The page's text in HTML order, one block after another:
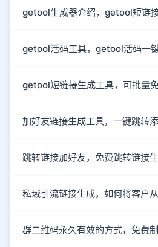
getool生成器介绍，getool短链
getool活码工具，getool活码一
getool短链接生成工具，可批量
加好友链接生成工具，一键跳转
跳转链接加好友，免费跳转链接
私域引流链接生成，如何将客户
群二维码永久有效的方式，免费